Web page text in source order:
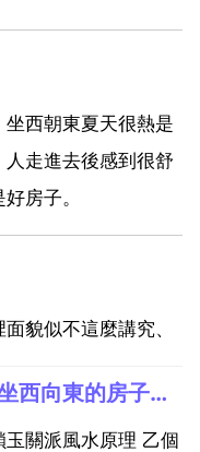
西朝東夏天很熱是
走進去後感到很舒
房子。
貌似不這麼講究、
坐西向東的房子風水怎麼樣,坐西向東的房子風水怎樣
關派風水原理 乙個